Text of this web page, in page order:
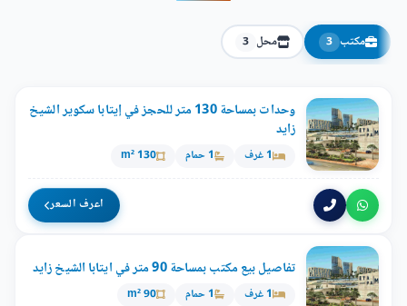
مكتب 3 محل 3
وحدات بمساحة 130 متر للحجز في إيتابا سكوير الشيخ
زايد
1 غرف 1 حمام 130 m²
اعرف السعر
تفاصيل بيع مكتب بمساحة 90 متر في ايتابا الشيخ زايد
1 غرف 1 حمام 90 m²